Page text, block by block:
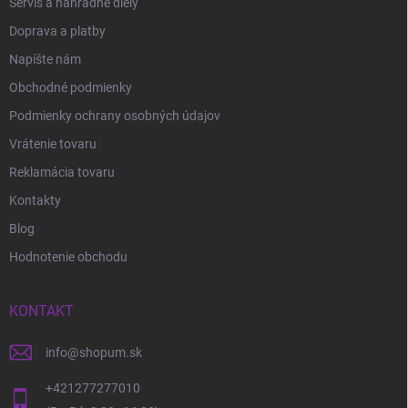
Doprava a platby
Napíšte nám
Obchodné podmienky
Podmienky ochrany osobných údajov
Vrátenie tovaru
Reklamácia tovaru
Kontakty
Blog
Hodnotenie obchodu
KONTAKT
info@shopum.sk
+421277277010